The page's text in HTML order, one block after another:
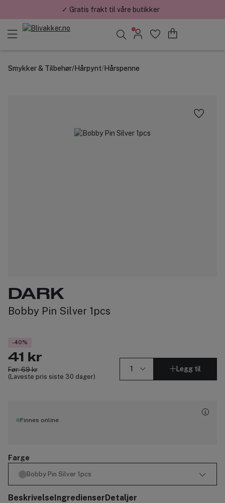
✓ Gratis frakt til våre butikker
Søk blant merker, kategorier og produkter
Smykker & Tilbehør/Hårpynt/Hårspenne
DARK
Bobby Pin Silver 1pcs
-40%
41 kr
Før: 69 kr
(Laveste pris siste 30 dager)
Legg til
Finnes online
Farge
Bobby Pin Silver 1pcs
BeskrivelseIngredienserDetaljer